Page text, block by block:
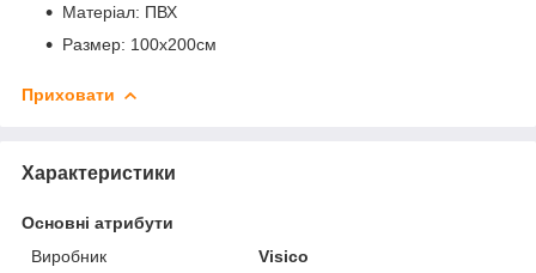
Матеріал: ПВХ
Размер: 100x200см
Приховати
Характеристики
Основні атрибути
Виробник
Visico